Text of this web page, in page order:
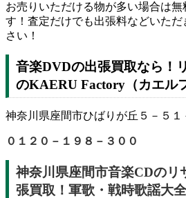
お売りいただける物が多い場合は
す！査定だけでも出張料などいた
さい！
音楽DVDの出張買取なら！
のKAERU Factory（カエル
神奈川県座間市ひばりが丘５－５１
０１２０－１９８－３００
神奈川県座間市音楽CDのリ
張買取！軍歌・戦時歌謡大